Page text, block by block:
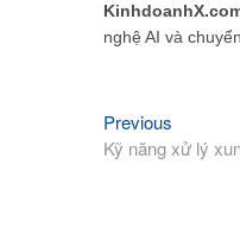
nghệ AI và
Điều
hướng
Previous
post:
Kỹ năng xử lý